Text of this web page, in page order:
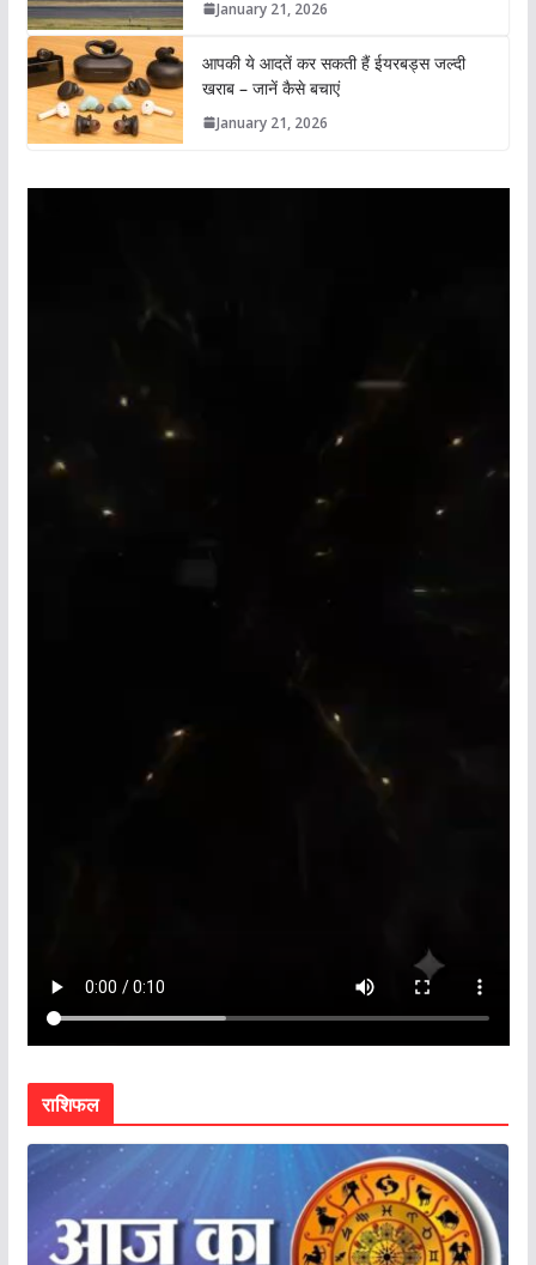
January 21, 2026
आपकी ये आदतें कर सकती हैं ईयरबड्स जल्दी
खराब – जानें कैसे बचाएं
January 21, 2026
राशिफल